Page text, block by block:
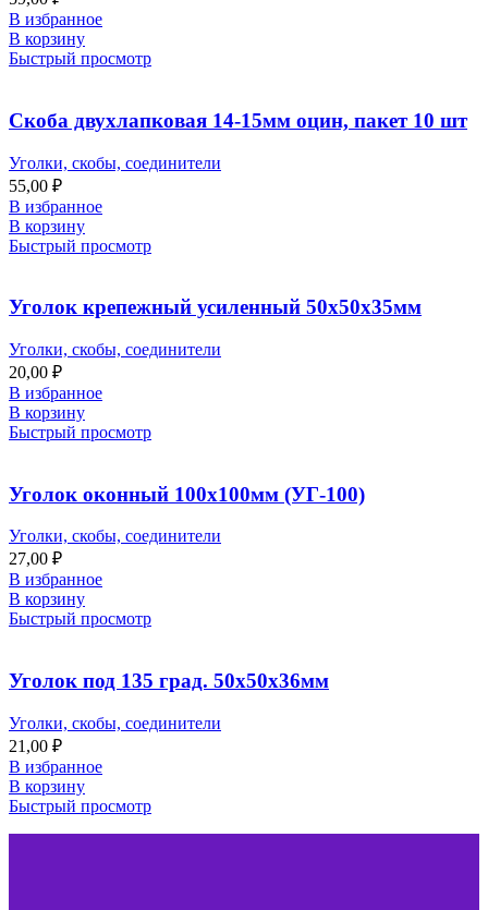
В избранное
В корзину
Быстрый просмотр
Скоба двухлапковая 14-15мм оцин, пакет 10 шт
Уголки, скобы, соединители
55,00 ₽
В избранное
В корзину
Быстрый просмотр
Уголок крепежный усиленный 50х50х35мм
Уголки, скобы, соединители
20,00 ₽
В избранное
В корзину
Быстрый просмотр
Уголок оконный 100х100мм (УГ-100)
Уголки, скобы, соединители
27,00 ₽
В избранное
В корзину
Быстрый просмотр
Уголок под 135 град. 50х50х36мм
Уголки, скобы, соединители
21,00 ₽
В избранное
В корзину
Быстрый просмотр